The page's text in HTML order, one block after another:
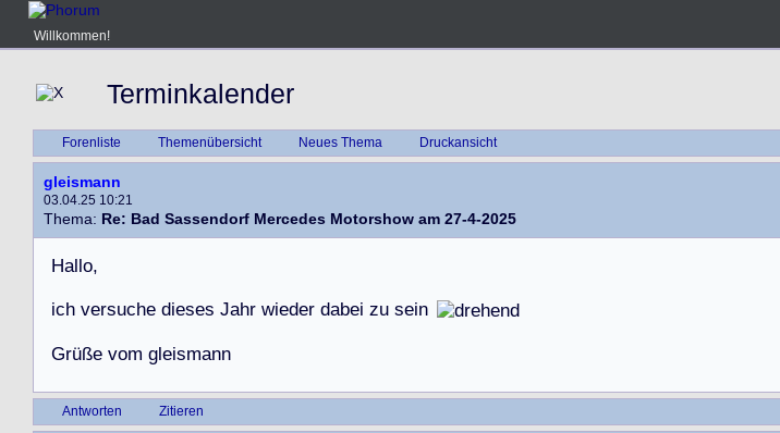
Willkommen!
Terminkalender
Forenliste Themenübersicht Neues Thema Druckansicht
gleismann
03.04.25 10:21
Thema: Re: Bad Sassendorf Mercedes Motorshow am 27-4-2025
Hallo,
ich versuche dieses Jahr wieder dabei zu sein
Grüße vom gleismann
Antworten Zitieren